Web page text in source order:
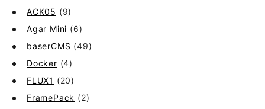
ACK05 (9)
Agar Mini (6)
baserCMS (49)
Docker (4)
FLUX1 (20)
FramePack (2)